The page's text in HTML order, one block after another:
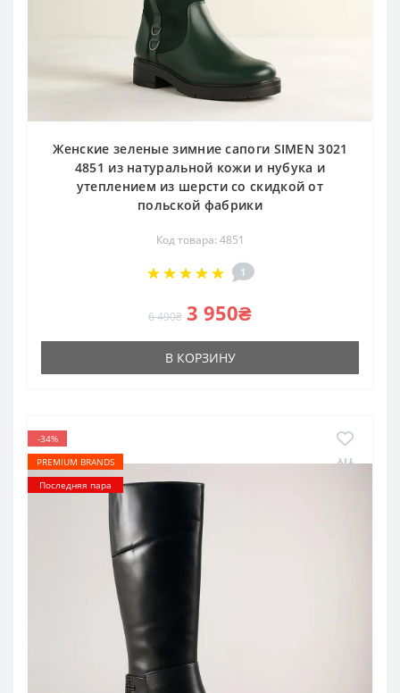
Женские зеленые зимние сапоги SIMEN 3021
4851 из натуральной кожи и нубука и
утеплением из шерсти со скидкой от
польской фабрики
Код товара: 4851
1
6 490₴ 3 950₴
В КОРЗИНУ
-34%
PREMIUM BRANDS
Последняя пара